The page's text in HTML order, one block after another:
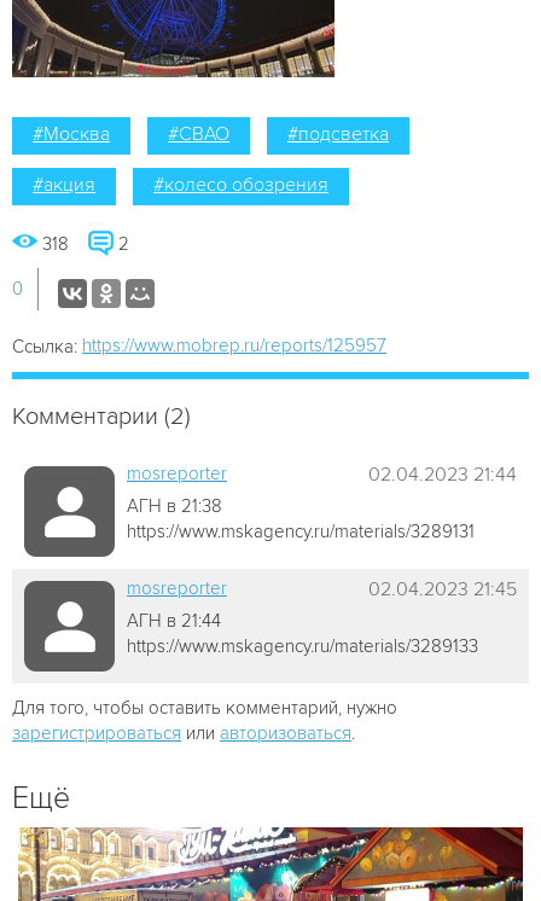
#Москва #СВАО #подсветка
#акция #колесо обозрения
318 2
0
Ссылка: https://www.mobrep.ru/reports/125957
Комментарии (2)
mosreporter 02.04.2023 21:44
АГН в 21:38
https://www.mskagency.ru/materials/3289131
mosreporter 02.04.2023 21:45
АГН в 21:44
https://www.mskagency.ru/materials/3289133
Для того, чтобы оставить комментарий, нужно
зарегистрироваться или авторизоваться
Ещё